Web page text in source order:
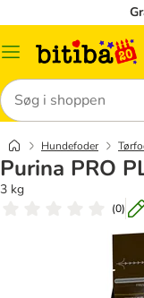
Menu
Søg
Hundefoder
Purina PRO
3 kg
(0)